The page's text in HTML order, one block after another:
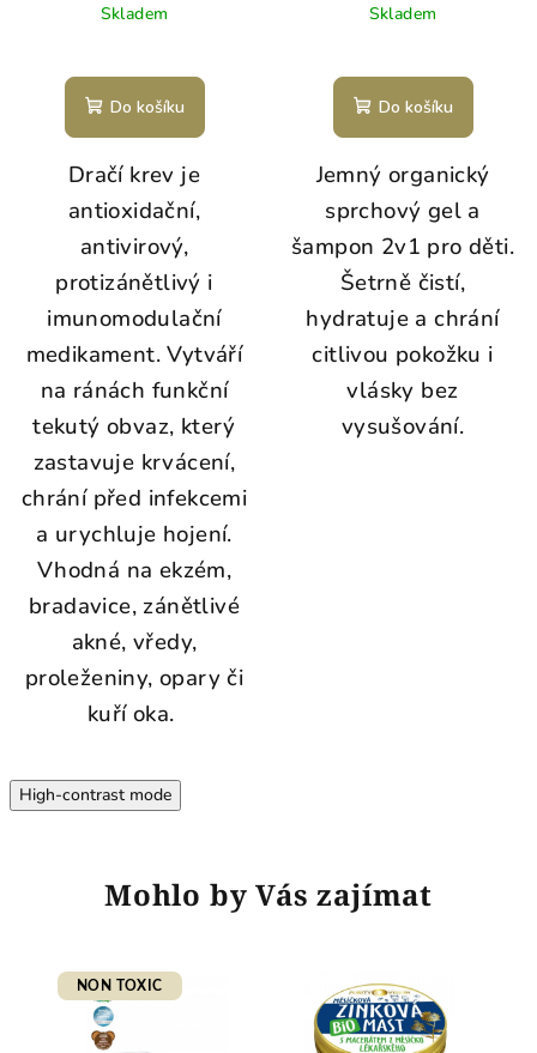
Skladem
Do košíku
Dračí krev je
antioxidační,
antivirový,
protizánětlivý i
imunomodulační
medikament. Vytváří
na ránách funkční
tekutý obvaz, který
zastavuje krvácení,
chrání před infekcemi
a urychluje hojení.
Vhodná na ekzém,
bradavice, zánětlivé
akné, vředy,
proleženiny, opary či
kuří oka.
Skladem
Do košíku
Jemný organický
sprchový gel a
šampon 2v1 pro děti.
Šetrně čistí,
hydratuje a chrání
citlivou pokožku i
vlásky bez
vysušování.
High-contrast mode
Mohlo by Vás zajímat
NON TOXIC